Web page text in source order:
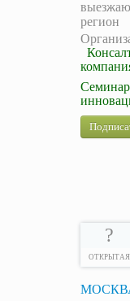
регион
?
ОТКРЫТАЯ